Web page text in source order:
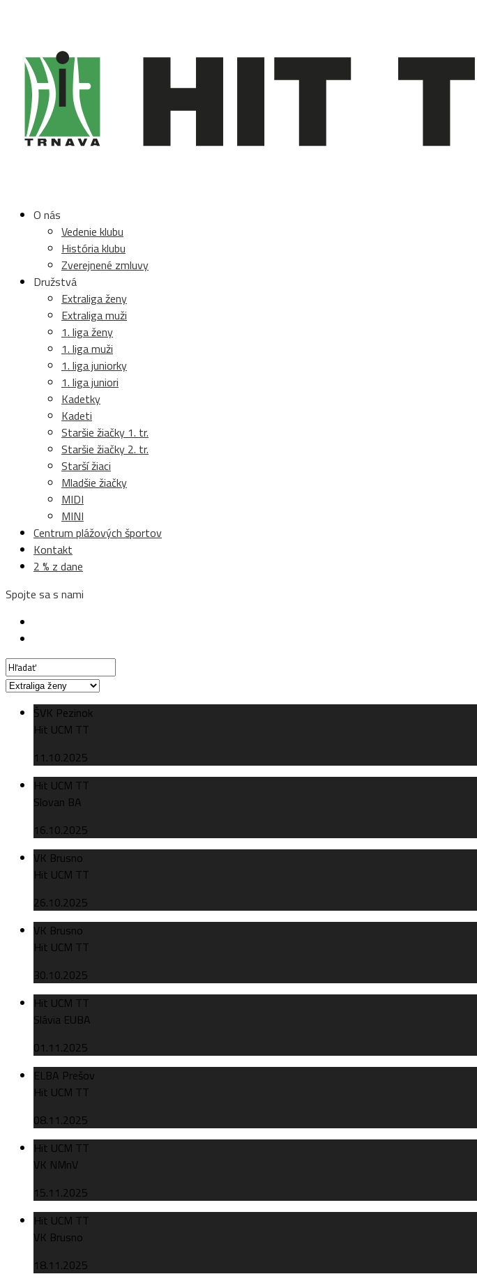
O nás
Vedenie klubu
História klubu
Zverejnené zmluvy
Družstvá
Extraliga ženy
Extraliga muži
1. liga ženy
1. liga muži
1. liga juniorky
1. liga juniori
Kadetky
Kadeti
Staršie žiačky 1. tr.
Staršie žiačky 2. tr.
Starší žiaci
Mladšie žiačky
MIDI
MINI
Centrum plážových športov
Kontakt
2 % z dane
Spojte sa s nami
ŠVK Pezinok
Hit UCM TT
11.10.2025
Hit UCM TT
Slovan BA
16.10.2025
VK Brusno
Hit UCM TT
26.10.2025
VK Brusno
Hit UCM TT
30.10.2025
Hit UCM TT
Slávia EUBA
01.11.2025
ELBA Prešov
Hit UCM TT
08.11.2025
Hit UCM TT
VK NMnV
15.11.2025
Hit UCM TT
VK Brusno
18.11.2025